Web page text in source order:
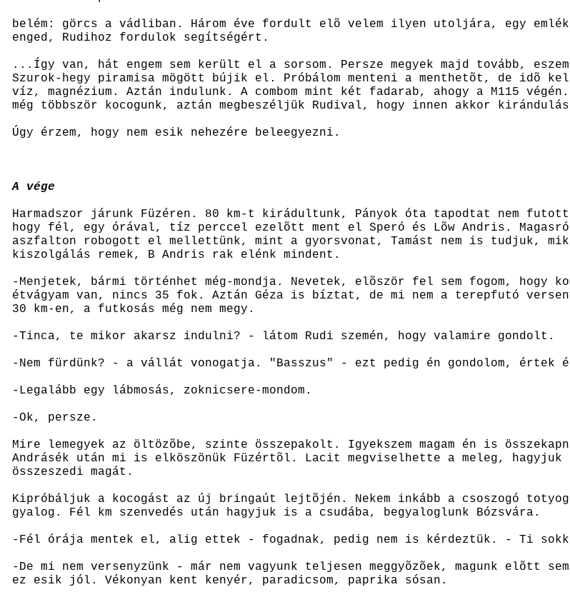
belém: görcs a vádliban. Három éve fordult elõ velem ilyen utoljára, egy
enged, Rudihoz fordulok segítségért.
...Így van, hát engem sem került el a sorsom. Persze megyek majd tovább,
Szurok-hegy piramisa mögött bújik el. Próbálom menteni a menthetõt, de
víz, magnézium. Aztán indulunk. A combom mint két fadarab, ahogy a M115
még többször kocogunk, aztán megbeszéljük Rudival, hogy innen akkor
Úgy érzem, hogy nem esik nehezére beleegyezni.
A vége
Harmadszor járunk Füzéren. 80 km-t kirádultunk, Pányok óta tapodtat nem
hogy fél, egy órával, tíz perccel ezelõtt ment el Speró és Lõw Andris.
aszfalton robogott el mellettünk, mint a gyorsvonat, Tamást nem is tudjuk,
kiszolgálás remek, B Andris rak elénk mindent.
-Menjetek, bármi történhet még-mondja. Nevetek, elõször fel sem fogom, hogy
étvágyam van, nincs 35 fok. Aztán Géza is bíztat, de mi nem a terepfutó
30 km-en, a futkosás még nem megy.
-Tinca, te mikor akarsz indulni? - látom Rudi szemén, hogy valamire gondolt.
-Nem fürdünk? - a vállát vonogatja. "Basszus" - ezt pedig én gondolom, értek
-Legalább egy lábmosás, zoknicsere-mondom.
-Ok, persze.
Mire lemegyek az öltözõbe, szinte összepakolt. Igyekszem magam én is
Andrásék után mi is elköszönük Füzértõl. Lacit megviselhette a meleg,
összeszedi magát.
Kipróbáljuk a kocogást az új bringaút lejtõjén. Nekem inkább a csoszogó
gyalog. Fél km szenvedés után hagyjuk is a csudába, begyaloglunk Bózsvára.
-Fél órája mentek el, alig ettek - fogadnak, pedig nem is kérdeztük. - Ti
-De mi nem versenyzünk - már nem vagyunk teljesen meggyõzõek, magunk
ez esik jól. Vékonyan kent kenyér, paradicsom, paprika sósan.